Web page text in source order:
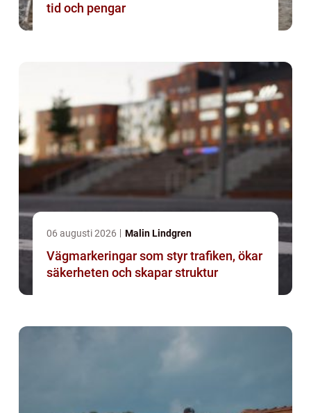
tid och pengar
06 augusti 2026 Malin Lindgren
Vägmarkeringar som styr trafiken, ökar
säkerheten och skapar struktur